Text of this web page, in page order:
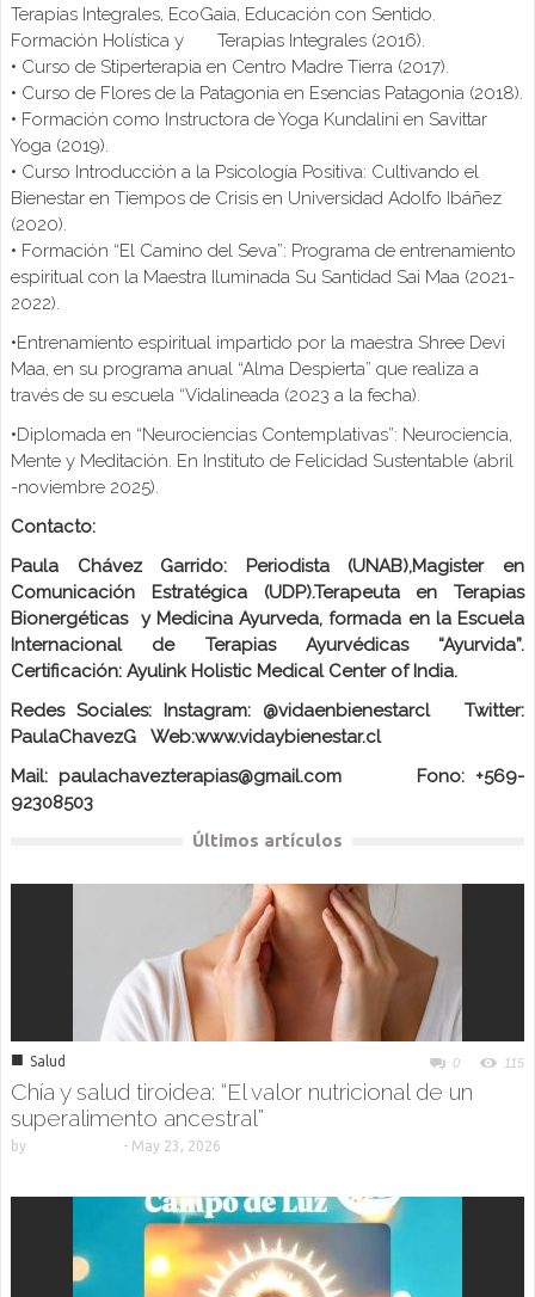
Terapias Integrales, EcoGaia, Educación con Sentido.
Formación Holística y Terapias Integrales (2016).
• Curso de Stiperterapia en Centro Madre Tierra (2017).
• Curso de Flores de la Patagonia en Esencias Patagonia (2018).
• Formación como Instructora de Yoga Kundalini en Savittar
Yoga (2019).
• Curso Introducción a la Psicología Positiva: Cultivando el
Bienestar en Tiempos de Crisis en Universidad Adolfo Ibáñez
(2020).
• Formación “El Camino del Seva”: Programa de entrenamiento
espiritual con la Maestra Iluminada Su Santidad Sai Maa (2021-
2022).
•Entrenamiento espiritual impartido por la maestra Shree Devi
Maa, en su programa anual “Alma Despierta” que realiza a
través de su escuela “Vidalineada (2023 a la fecha).
•Diplomada en “Neurociencias Contemplativas”: Neurociencia,
Mente y Meditación. En Instituto de Felicidad Sustentable (abril
-noviembre 2025).
Contacto:
Paula Chávez Garrido: Periodista (UNAB),Magister en
Comunicación Estratégica (UDP).Terapeuta en Terapias
Bionergéticas y Medicina Ayurveda, formada en la Escuela
Internacional de Terapias Ayurvédicas “Ayurvida”.
Certificación: Ayulink Holistic Medical Center of India.
Redes Sociales: Instagram: @vidaenbienestarcl Twitter:
PaulaChavezG Web:www.vidaybienestar.cl
Mail: paulachavezterapias@gmail.com Fono: +569-
92308503
Últimos artículos
■ Salud 0 115
Chía y salud tiroidea: “El valor nutricional de un
superalimento ancestral”
by - May 23, 2026